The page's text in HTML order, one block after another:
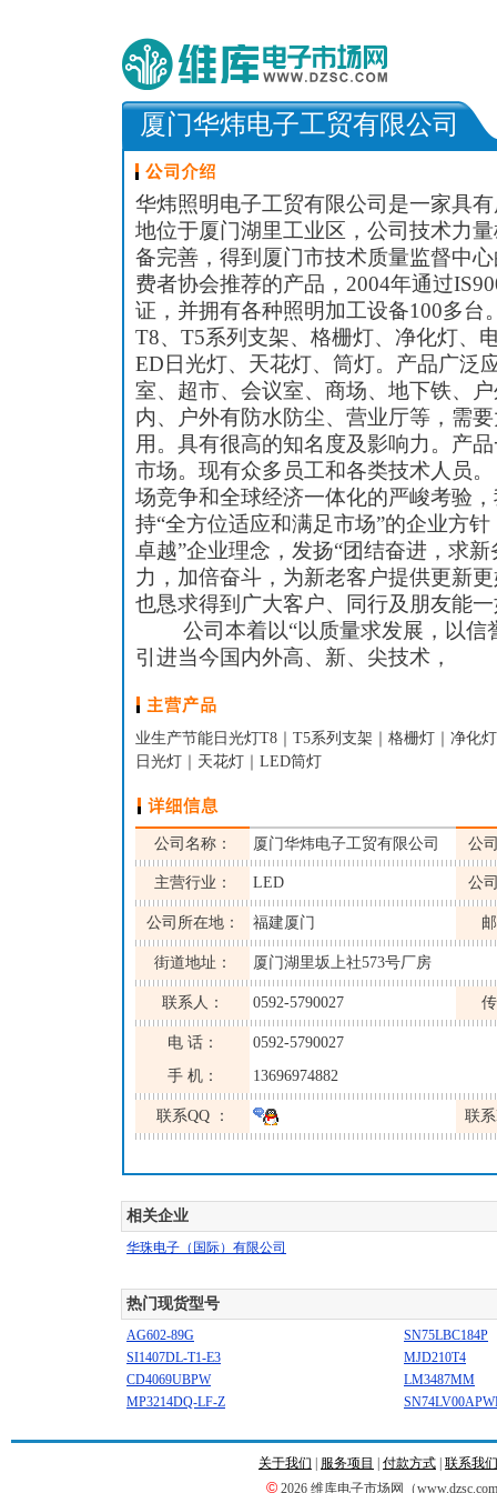
厦门华炜电子工贸有限公司
华炜照明电子工贸有限公司是一家具
地位于厦门湖里工业区，公司技术力
备完善，得到厦门市技术质量监督中
费者协会推荐的产品，2004年通过
证，并拥有各种照明加工设备100多台
T8、T5系列支架、格栅灯、净化灯、
ED日光灯、天花灯、筒灯。产品广泛
室、超市、会议室、商场、地下铁、
内、户外有防水防尘、营业厅等，需
用。具有很高的知名度及影响力。产
市场。现有众多员工和各类技术人
场竞争和全球经济一体化的严峻考验
持“全方位适应和满足市场”的企业方
卓越”企业理念，发扬“团结奋进，求
力，加倍奋斗，为新老客户提供更新
也恳求得到广大客户、同行及朋友能
公司本着以“以质量求发展，以信
引进当今国内外高、新、尖技术，
业生产节能日光灯T8｜T5系列支架｜格栅灯｜净化
日光灯｜天花灯｜LED筒灯
公司名称： 厦门华炜电子工贸有限公司 公
主营行业： LED 公
公司所在地： 福建厦门
街道地址： 厦门湖里坂上社573号厂房
联系人： 0592-5790027
电 话：
0592-5790027
手 机：
13696974882
联系QQ ： 联
相关企业
华珠电子（国际）有限公司
热门现货型号
AG602-89G
SN75LBC184P
SI1407DL-T1-E3
MJD210T4
CD4069UBPW
LM3487MM
MP3214DQ-LF-Z
关于我们 服务项目 付款方式 联系我们
© 2026 维库电子市场网（